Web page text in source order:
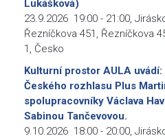
Lukášková)
23.9.2026 19:00 - 21:00,
Řezníčkova 451, Řezníčkova
1, Česko
Kulturní prostor AULA
Českého rozhlasu Plus
spolupracovníky Václava
Sabinou Tančevovou.
9.10.2026 18:00 - 20:00,